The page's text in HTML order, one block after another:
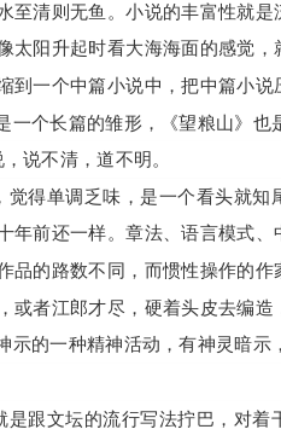
至清则无鱼。小说的丰富性就
太阳升起时看大海海面的感觉
一个中篇小说中，把中篇小说
个长篇的雏形，《望粮山》也
说不清，道不明。
得单调乏味，是一个看头就
年前还一样。章法、语言模式
品的路数不同，而惯性操作的
或者江郎才尽，硬着头皮去编
的一种精神活动，有神灵暗示
跟文坛的流行写法拧巴，对